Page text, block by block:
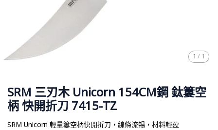
1 / 1
SRM 三刃木 Unicorn 154CM鋼 鈦簍空
柄 快開折刀 7415-TZ
SRM Unicorn 輕量簍空柄快開折刀，線條流暢，材料輕盈